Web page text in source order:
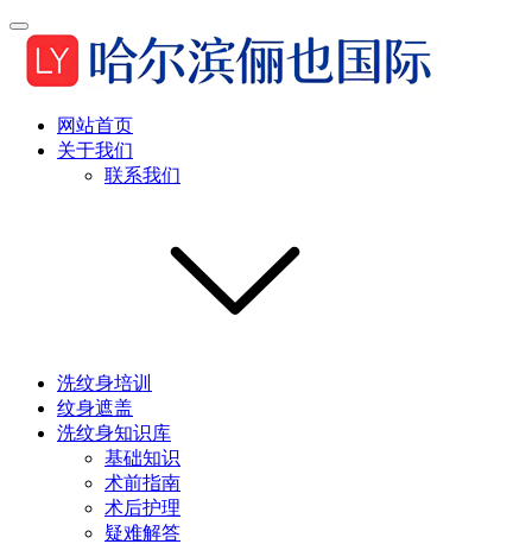
网站首页
关于我们
联系我们
洗纹身培训
纹身遮盖
洗纹身知识库
基础知识
术前指南
术后护理
疑难解答